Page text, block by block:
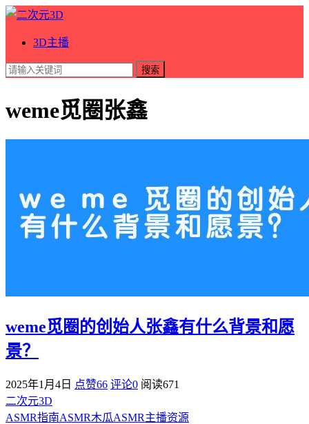
3D主播
搜索
weme觅圈张鑫
weme觅圈的创始人张鑫有什么背景和愿
景？
2025年1月4日 点赞66 评论0 阅读671
二次元3D
ASMR指南ASMR木瓜ASMR主播资源